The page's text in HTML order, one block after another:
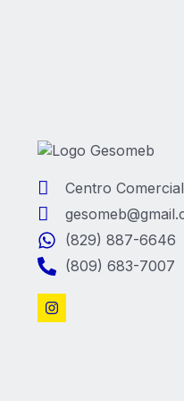
Centro
(829) 887-6646
(809) 683-7007